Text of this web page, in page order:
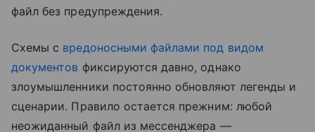
файл без предупреждения.
Схемы с вредоносными файлами под видом
документов фиксируются давно, однако
злоумышленники постоянно обновляют легенды и
сценарии. Правило остается прежним: любой
неожиданный файл из мессенджера —